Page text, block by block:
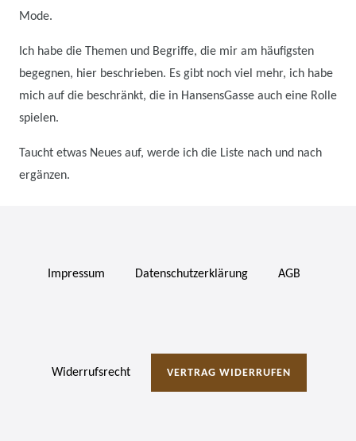
Mode.
Ich habe die Themen und Begriffe, die mir am häufigsten
begegnen, hier beschrieben. Es gibt noch viel mehr, ich habe
mich auf die beschränkt, die in HansensGasse auch eine Rolle
spielen.
Taucht etwas Neues auf, werde ich die Liste nach und nach
ergänzen.
Impressum Daten­schutz­erklärung AGB
Widerrufs­recht VERTRAG WIDERRUFEN